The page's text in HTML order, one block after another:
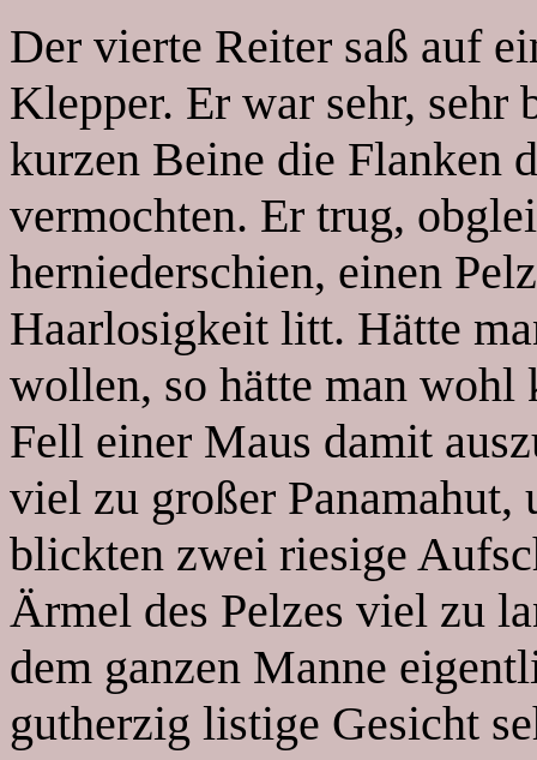
Der vierte Reiter saß auf
Klepper. Er war sehr, sehr
kurzen Beine die Flanken
vermochten. Er trug,
herniederschien, einen
Haarlosigkeit litt. Hätte
wollen, so hätte man wohl
Fell einer Maus damit
viel zu großer Panamahut,
blickten zwei riesige
Ärmel des Pelzes viel zu
dem ganzen Manne
gutherzig listige Gesicht